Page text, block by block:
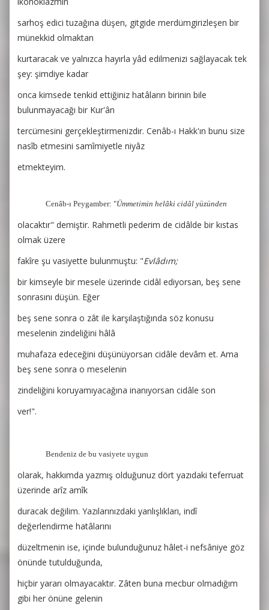
sarhoş edici tuzağına düşen, gitgide merdümgirizleşen bir
münekkid olmaktan
kurtaracak ve yalnızca hayırla yâd edilmenizi sağlayacak tek
şey: şimdiye kadar
onca kimsede tenkid ettiğiniz hatâların birinin bile
bulunmayacağı bir Kur'ân
tercümesini gerçekleştirmenizdir. Cenâb-ı Hakk'ın bunu size
nasîb etmesini samîmiyetle niyâz
etmekteyim.
Cenâb-ı Peygamber: "Ümmetimin helâki cidâl yüzünden
olacaktır" demiştir. Rahmetli pederim de cidâlde bir kıstas
olmak üzere
fakîre şu vasiyette bulunmuştu: "Evlâdım;
bir kimseyle bir mesele üzerinde cidâl ediyorsan, beş sene
sonrasını düşün. Eğer
beş sene sonra o zât ile karşılaştığında söz konusu
meselenin zindeliğini hâlâ
muhafaza edeceğini düşünüyorsan cidâle devâm et. Ama
beş sene sonra o meselenin
zindeliğini koruyamıyacağına inanıyorsan cidâle son
ver!".
Bendeniz de bu vasiyete uygun
olarak, hakkımda yazmış olduğunuz dört yazıdaki teferruat
üzerinde arîz amîk
duracak değilim. Yazılarınızdaki yanlışlıkları, indî
değerlendirme hatâlarını
düzeltmenin ise, içinde bulunduğunuz hâlet-i nefsâniye göz
önünde tutulduğunda,
hiçbir yararı olmayacaktır. Zâten buna mecbur olmadığım
gibi her önüne gelenin